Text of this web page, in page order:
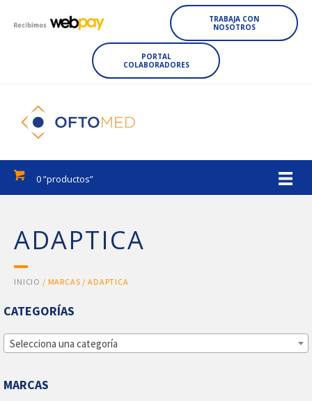
TRABAJA CON
NOSOTROS
PORTAL
COLABORADORES
0 ”productos”
ADAPTICA
INICIO / MARCAS / ADAPTICA
CATEGORÍAS
Selecciona una categoría
MARCAS